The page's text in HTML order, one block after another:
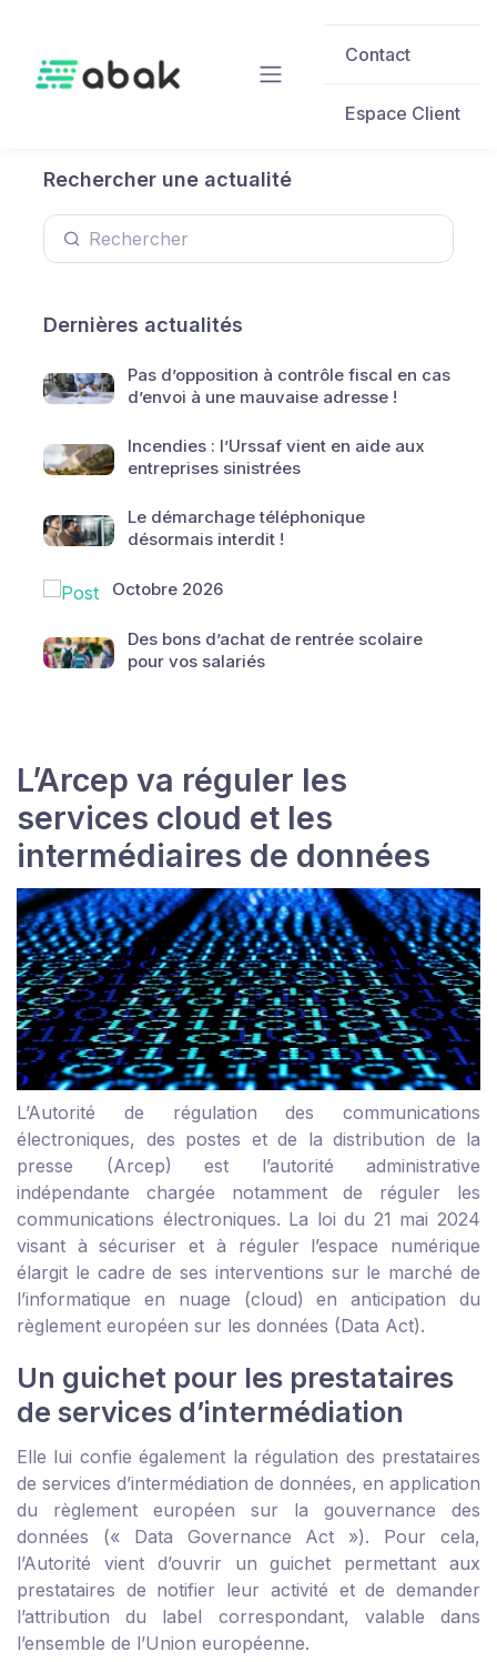
Contact
Espace Client
Rechercher une actualité
Dernières actualités
Pas d’opposition à contrôle fiscal en cas
d’envoi à une mauvaise adresse !
Incendies : l’Urssaf vient en aide aux
entreprises sinistrées
Le démarchage téléphonique
désormais interdit !
Octobre 2026
Des bons d’achat de rentrée scolaire
pour vos salariés
L’Arcep va réguler les
services cloud et les
intermédiaires de données
L’Autorité de régulation des communications
électroniques, des postes et de la distribution de la
presse (Arcep) est l’autorité administrative
indépendante chargée notamment de réguler les
communications électroniques. La loi du 21 mai 2024
visant à sécuriser et à réguler l’espace numérique
élargit le cadre de ses interventions sur le marché de
l’informatique en nuage (cloud) en anticipation du
règlement européen sur les données (Data Act).
Un guichet pour les prestataires
de services d’intermédiation
Elle lui confie également la régulation des prestataires
de services d’intermédiation de données, en application
du règlement européen sur la gouvernance des
données (« Data Governance Act »). Pour cela,
l’Autorité vient d’ouvrir un guichet permettant aux
prestataires de notifier leur activité et de demander
l’attribution du label correspondant, valable dans
l’ensemble de l’Union européenne.